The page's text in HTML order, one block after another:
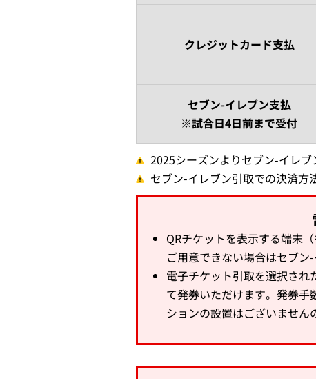
クレジットカード支払
セブン-イレブン支払
※試合日4日前まで受付
2025シーズンよりセブン-イレブ
セブン-イレブン引取での決済方
QRチケットを表示する端末
ご用意できない場合はセブン
電子チケット引取を選択さ
て発券いただけます。発券
ションの設置はございません